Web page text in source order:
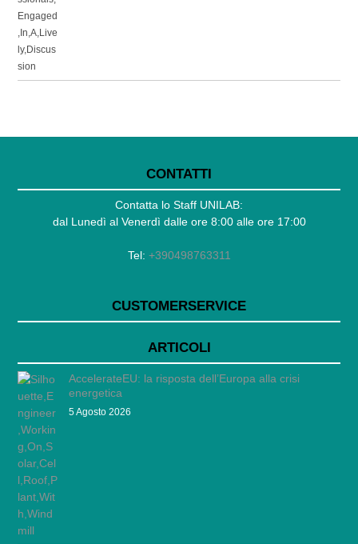
CONTATTI
Contatta lo Staff UNILAB:
dal Lunedì al Venerdì dalle ore 8:00 alle ore 17:00
Tel: +390498763311
CUSTOMERSERVICE
ARTICOLI
AccelerateEU: la risposta dell’Europa alla crisi
energetica
5 Agosto 2026